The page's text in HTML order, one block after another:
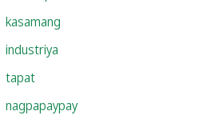
kasamang
industriya
tapat
nagpapaypay